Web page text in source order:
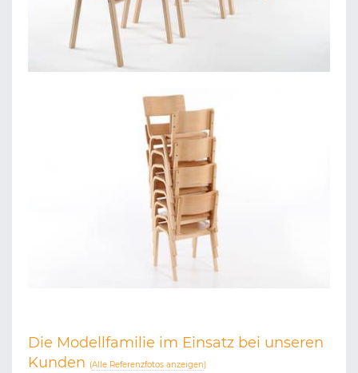
Die Modellfamilie im Einsatz bei unseren
Kunden (Alle Referenzfotos anzeigen)